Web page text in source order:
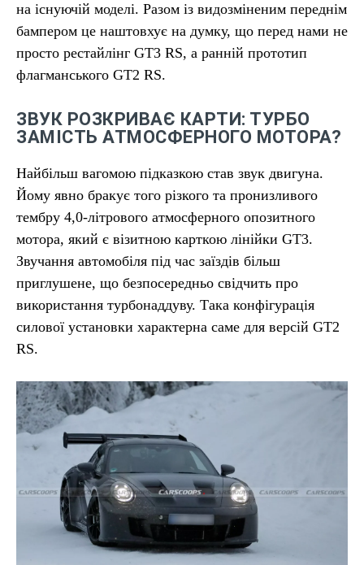
на існуючій моделі. Разом із видозміненим переднім
бампером це наштовхує на думку, що перед нами не
просто рестайлінг GT3 RS, а ранній прототип
флагманського GT2 RS.
ЗВУК РОЗКРИВАЄ КАРТИ: ТУРБО
ЗАМІСТЬ АТМОСФЕРНОГО МОТОРА?
Найбільш вагомою підказкою став звук двигуна.
Йому явно бракує того різкого та пронизливого
тембру 4,0-літрового атмосферного опозитного
мотора, який є візитною карткою лінійки GT3.
Звучання автомобіля під час заїздів більш
приглушене, що безпосередньо свідчить про
використання турбонаддуву. Така конфігурація
силової установки характерна саме для версій GT2
RS.